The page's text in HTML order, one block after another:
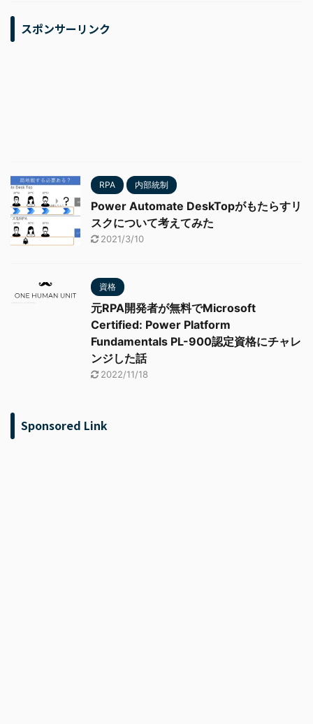
スポンサーリンク
RPA 内部統制
Power Automate DeskTopがもたらすリ
スクについて考えてみた
2021/3/10
資格
元RPA開発者が無料でMicrosoft
Certified: Power Platform
Fundamentals PL-900認定資格にチャレ
ンジした話
2022/11/18
Sponsored Link